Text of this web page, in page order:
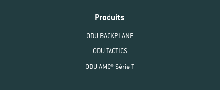
Produits
ODU BACKPLANE
ODU TACTICS
ODU AMC® Série T